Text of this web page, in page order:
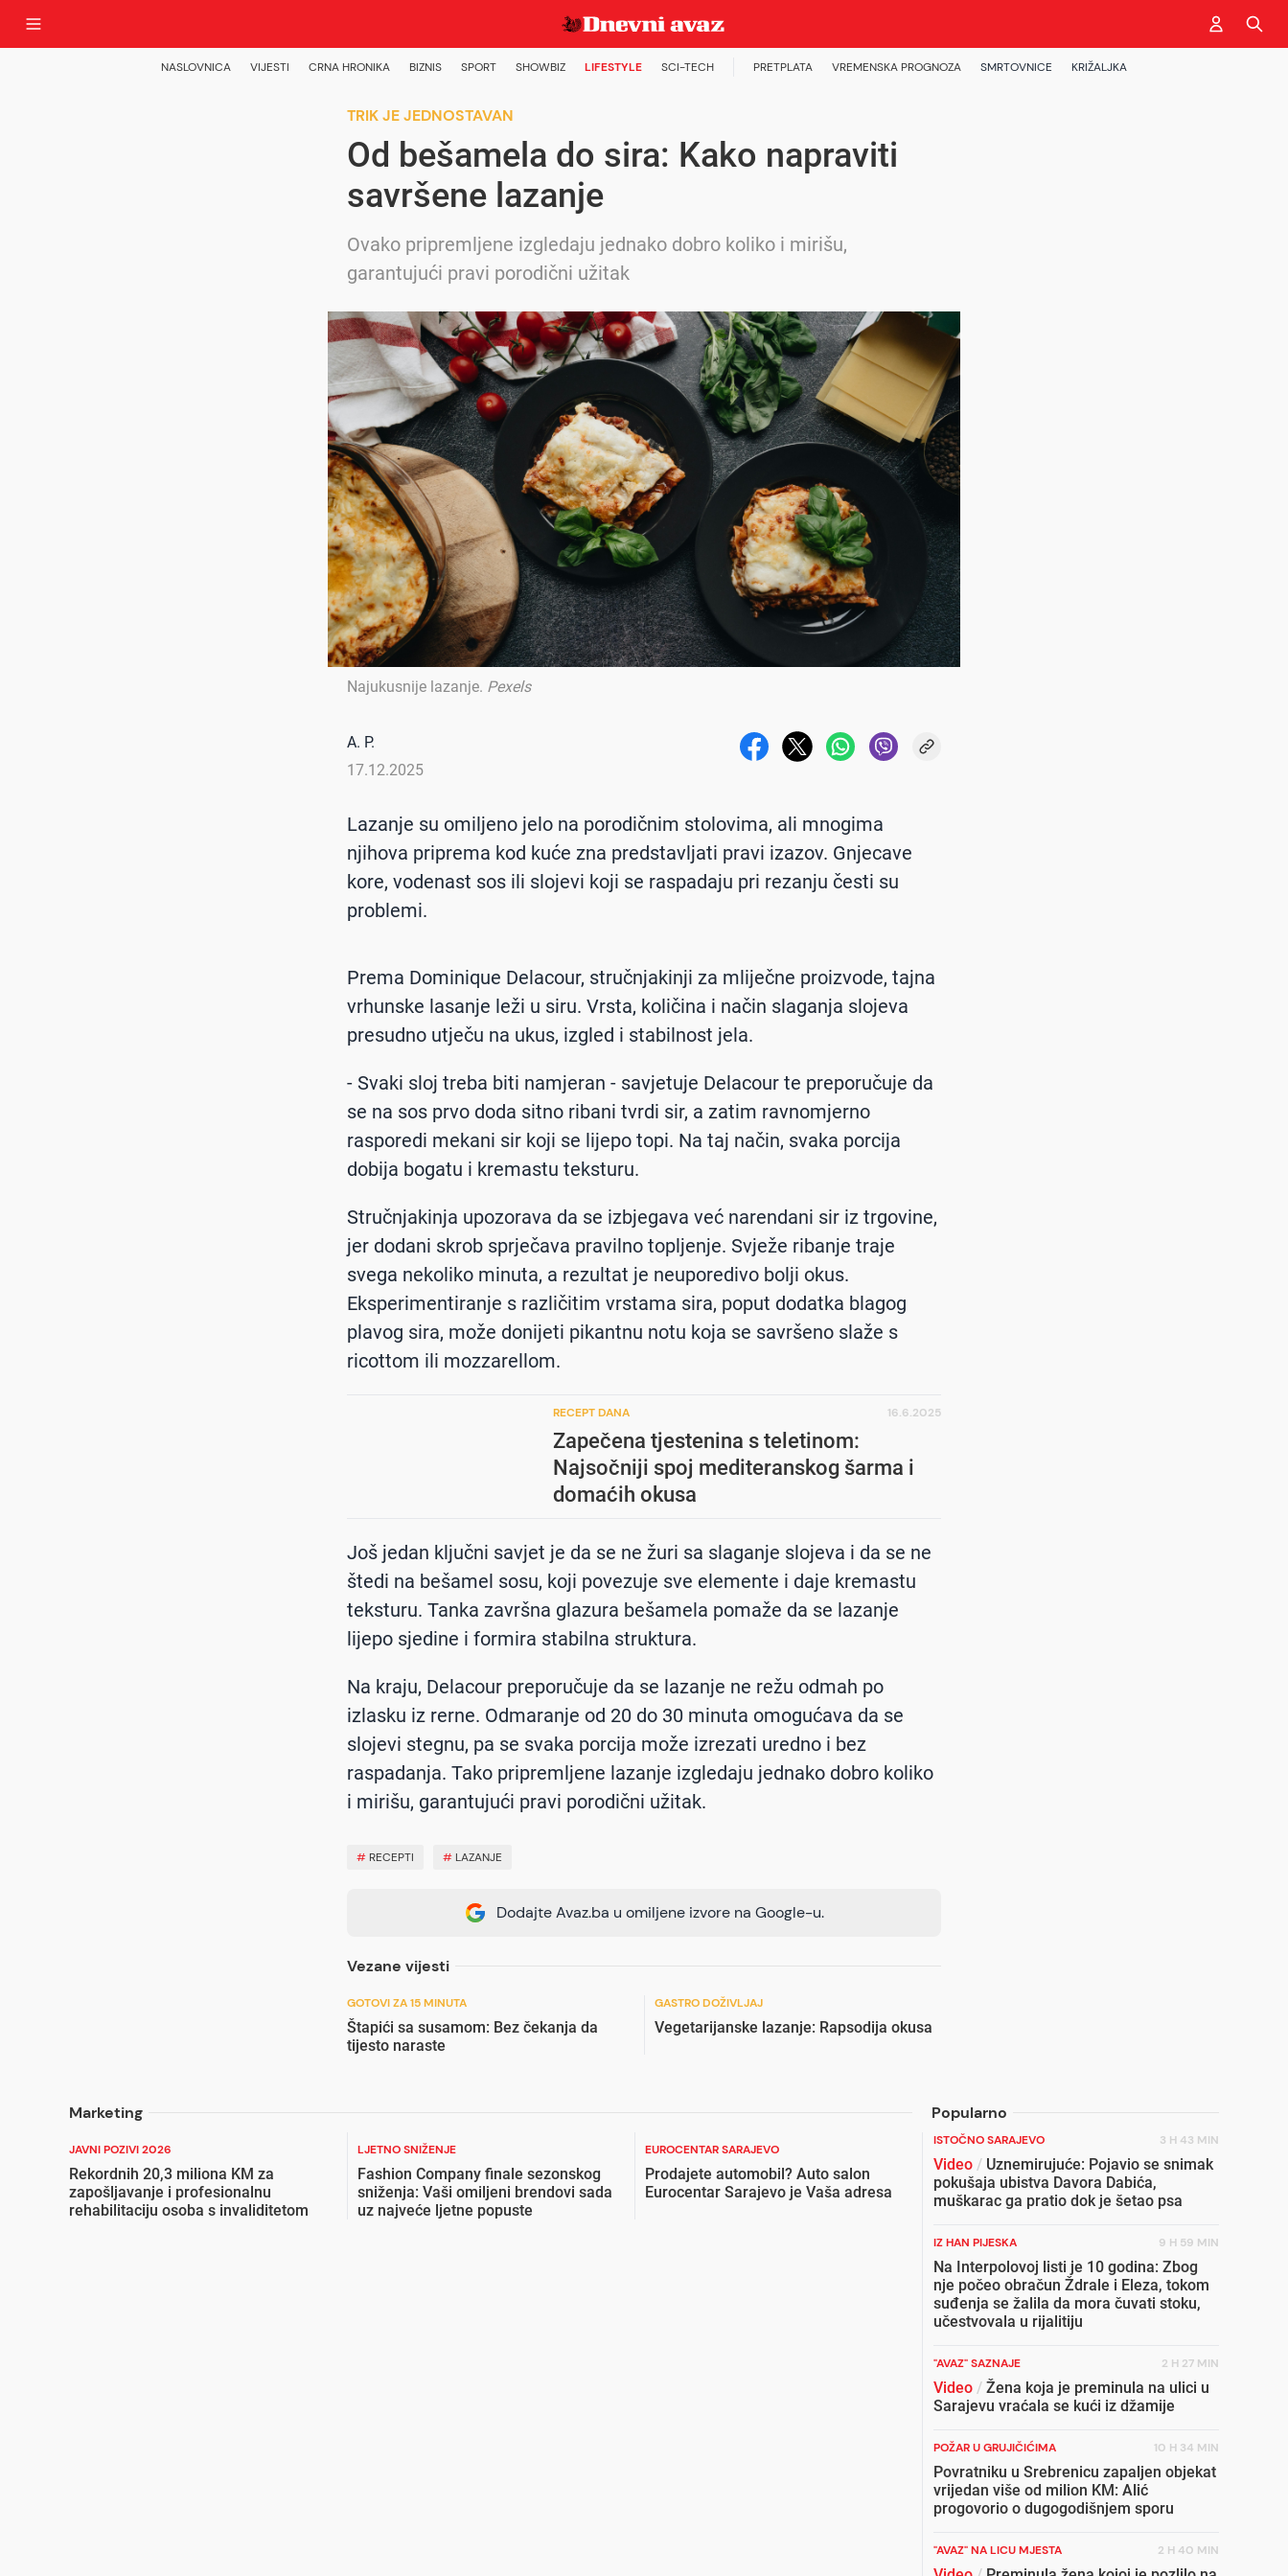
NASLOVNICA VIJESTI CRNA HRONIKA BIZNIS SPORT SHOWBIZ LIFESTYLE SCI-TECH PRETPLATA VREMENSKA PROGNOZA SMRTOVNICE KRIŽALJKA
TRIK JE JEDNOSTAVAN
Od bešamela do sira: Kako napraviti
savršene lazanje
Ovako pripremljene izgledaju jednako dobro koliko i mirišu,
garantujući pravi porodični užitak
Najukusnije lazanje. Pexels
A. P.
17.12.2025
Lazanje su omiljeno jelo na porodičnim stolovima, ali mnogima
njihova priprema kod kuće zna predstavljati pravi izazov. Gnjecave
kore, vodenast sos ili slojevi koji se raspadaju pri rezanju česti su
problemi.
Prema Dominique Delacour, stručnjakinji za mliječne proizvode, tajna
vrhunske lasanje leži u siru. Vrsta, količina i način slaganja slojeva
presudno utječu na ukus, izgled i stabilnost jela.
- Svaki sloj treba biti namjeran - savjetuje Delacour te preporučuje da
se na sos prvo doda sitno ribani tvrdi sir, a zatim ravnomjerno
rasporedi mekani sir koji se lijepo topi. Na taj način, svaka porcija
dobija bogatu i kremastu teksturu.
Stručnjakinja upozorava da se izbjegava već narendani sir iz trgovine,
jer dodani skrob sprječava pravilno topljenje. Svježe ribanje traje
svega nekoliko minuta, a rezultat je neuporedivo bolji okus.
Eksperimentiranje s različitim vrstama sira, poput dodatka blagog
plavog sira, može donijeti pikantnu notu koja se savršeno slaže s
ricottom ili mozzarellom.
RECEPT DANA 16.6.2025
Zapečena tjestenina s teletinom:
Najsočniji spoj mediteranskog šarma i
domaćih okusa
Još jedan ključni savjet je da se ne žuri sa slaganje slojeva i da se ne
štedi na bešamel sosu, koji povezuje sve elemente i daje kremastu
teksturu. Tanka završna glazura bešamela pomaže da se lazanje
lijepo sjedine i formira stabilna struktura.
Na kraju, Delacour preporučuje da se lazanje ne režu odmah po
izlasku iz rerne. Odmaranje od 20 do 30 minuta omogućava da se
slojevi stegnu, pa se svaka porcija može izrezati uredno i bez
raspadanja. Tako pripremljene lazanje izgledaju jednako dobro koliko
i mirišu, garantujući pravi porodični užitak.
# RECEPTI # LAZANJE
Dodajte Avaz.ba u omiljene izvore na Google-u.
Vezane vijesti
GOTOVI ZA 15 MINUTA
Štapići sa susamom: Bez čekanja da
tijesto naraste
GASTRO DOŽIVLJAJ
Vegetarijanske lazanje: Rapsodija okusa
Marketing Popularno
JAVNI POZIVI 2026
Rekordnih 20,3 miliona KM za
zapošljavanje i profesionalnu
rehabilitaciju osoba s invaliditetom
LJETNO SNIŽENJE
Fashion Company finale sezonskog
sniženja: Vaši omiljeni brendovi sada
uz najveće ljetne popuste
EUROCENTAR SARAJEVO
Prodajete automobil? Auto salon
Eurocentar Sarajevo je Vaša adresa
ISTOČNO SARAJEVO 3 H 43 MIN
Video / Uznemirujuće: Pojavio se snimak
pokušaja ubistva Davora Dabića,
muškarac ga pratio dok je šetao psa
IZ HAN PIJESKA 9 H 59 MIN
Na Interpolovoj listi je 10 godina: Zbog
nje počeo obračun Ždrale i Eleza, tokom
suđenja se žalila da mora čuvati stoku,
učestvovala u rijalitiju
"AVAZ" SAZNAJE 2 H 27 MIN
Video / Žena koja je preminula na ulici u
Sarajevu vraćala se kući iz džamije
POŽAR U GRUJIČIĆIMA 10 H 34 MIN
Povratniku u Srebrenicu zapaljen objekat
vrijedan više od milion KM: Alić
progovorio o dugogodišnjem sporu
"AVAZ" NA LICU MJESTA 2 H 40 MIN